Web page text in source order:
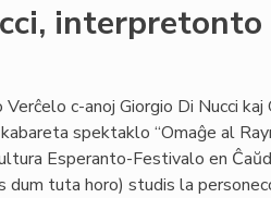
interpretonto
c-anoj Giorgio Di Nucci kaj
spektaklo “Omaĝe al
Esperanto-Festivalo en
dum tuta horo) studis la